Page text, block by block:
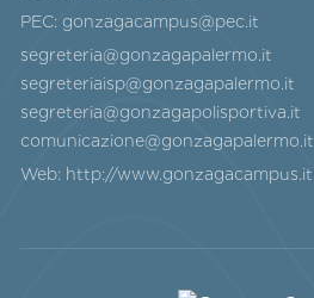
PEC: gonzagacampus@pec.it
segreteria@gonzagapalermo.it
segreteriaisp@gonzagapalermo.it
segreteria@gonzagapolisportiva.it
comunicazione@gonzagapalermo.it
Web: http://www.gonzagacampus.it